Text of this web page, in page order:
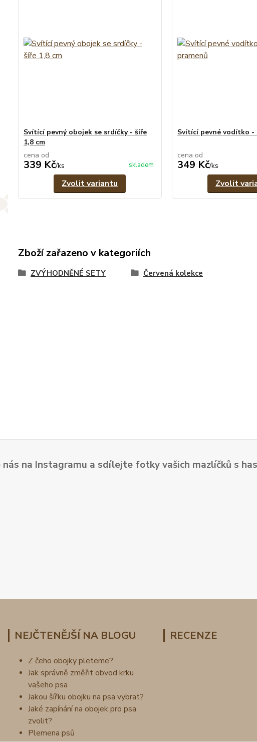
Svítící pevný obojek se srdíčky - šíře
1,8 cm
cena od
339 Kč/ks skladem
Zvolit variantu
Svítící pevné vodítko -
cena od
349 Kč/ks
Zvolit
Zboží zařazeno v kategoriích
ZVÝHODNĚNÉ SETY Červená kolekce
na Instagramu a sdílejte fotky vašich mazlíčků s
NEJČTENĚJŠÍ NA BLOGU
Z čeho obojky pleteme?
Jak správně změřit obvod krku
vašeho psa
Jakou šířku obojku na psa vybrat?
Jaké zapínání na obojek pro psa
zvolit?
Plemena psů
RECENZE